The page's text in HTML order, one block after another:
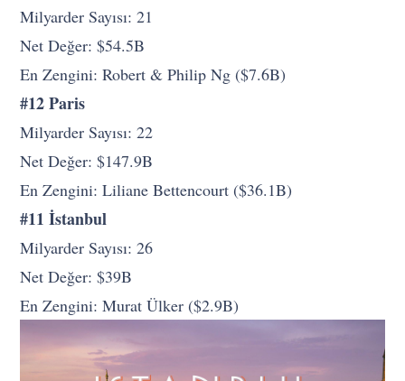
Milyarder Sayısı: 21
Net Değer: $54.5B
En Zengini: Robert & Philip Ng ($7.6B)
#12 Paris
Milyarder Sayısı: 22
Net Değer: $147.9B
En Zengini: Liliane Bettencourt ($36.1B)
#11 İstanbul
Milyarder Sayısı: 26
Net Değer: $39B
En Zengini: Murat Ülker ($2.9B)